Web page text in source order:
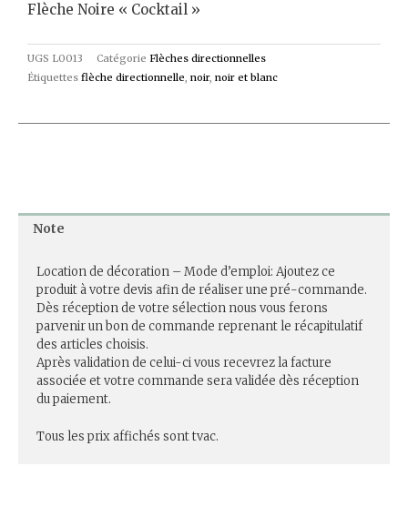
Flèche Noire « Cocktail »
UGS L0013 Catégorie Flèches directionnelles
Étiquettes flèche directionnelle, noir, noir et blanc
Note
Location de décoration – Mode d’emploi: Ajoutez ce
produit à votre devis afin de réaliser une pré-commande.
Dès réception de votre sélection nous vous ferons
parvenir un bon de commande reprenant le récapitulatif
des articles choisis.
Après validation de celui-ci vous recevrez la facture
associée et votre commande sera validée dès réception
du paiement.
Tous les prix affichés sont tvac.